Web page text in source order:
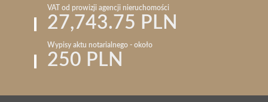
VAT od prowizji agencji nieruchomości
27,743.75 PLN
Wypisy aktu notarialnego - około
250 PLN